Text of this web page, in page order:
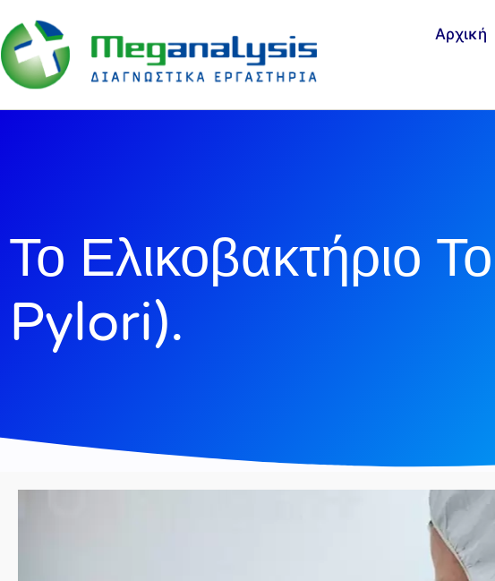
Αρχική
Το Ελικοβακτήριο
Pylori).